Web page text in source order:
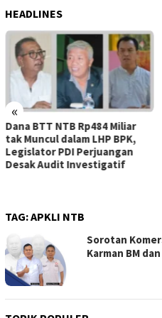
HEADLINES
«
WNA Asal Arab Saudi
Ditemukan Meninggal di Desa
Piong Kabupaten Bima
TAG:APKLI NTB
Sorotan
Karman BM